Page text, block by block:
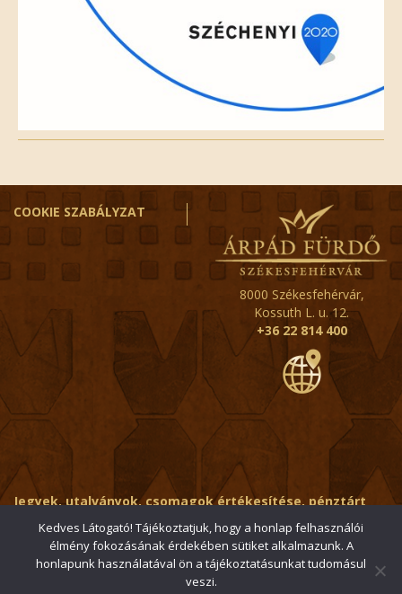
COOKIE SZABÁLYZAT
8000 Székesfehérvár,
Kossuth L. u. 12.
+36 22 814 400
Jegyek, utalványok, csomagok értékesítése, pénztárt
érintő kérdések:
ertekesito@fehervar-arpadfurdo.hu
Általános érdeklődés: info@fehervar-arpadfurdo.hu
Kedves Látogató! Tájékoztatjuk, hogy a honlap felhasználói
élmény fokozásának érdekében sütiket alkalmazunk. A
honlapunk használatával ön a tájékoztatásunkat tudomásul
veszi.